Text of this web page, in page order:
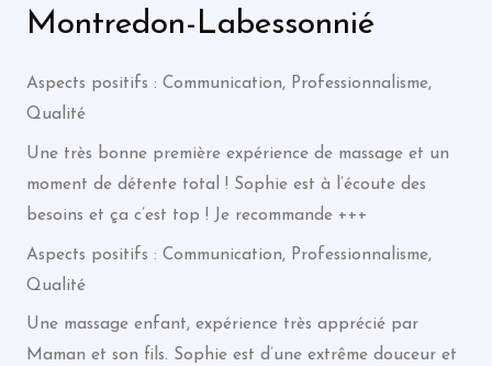
Montredon-Labessonnié
Aspects positifs : Communication, Professionnalisme,
Qualité
Une très bonne première expérience de massage et un
moment de détente total ! Sophie est à l’écoute des
besoins et ça c’est top ! Je recommande +++
Aspects positifs : Communication, Professionnalisme,
Qualité
Une massage enfant, expérience très apprécié par
Maman et son fils. Sophie est d’une extrême douceur et